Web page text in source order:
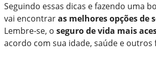
Seguindo essas dicas e fazendo uma
vai encontraras melhores opções de
Lembre-se, o seguro de vida mais
acordo com sua idade, saúde e outros